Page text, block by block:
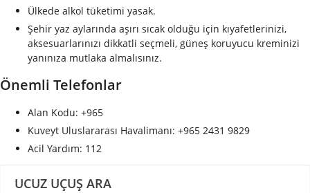
UCUZ UÇUŞ ARA
Ülkede alkol tüketimi yasak.
Şehir yaz aylarında aşırı sıcak olduğu için kıyafetlerinizi,
aksesuarlarınızı dikkatli seçmeli, güneş koruyucu kreminizi
yanınıza mutlaka almalısınız.
Önemli Telefonlar
Alan Kodu: +965
Kuveyt Uluslararası Havalimanı: +965 2431 9829
Acil Yardım: 112